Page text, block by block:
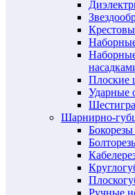
Плоские
Ударные
Шарнирно-
Ручные